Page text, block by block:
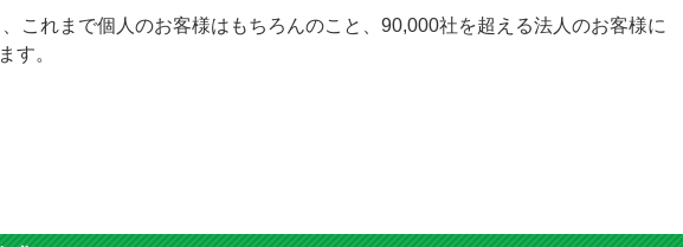
これまで個人のお客様はもちろんのこと、90,000社を超える法人のお客様に
す。